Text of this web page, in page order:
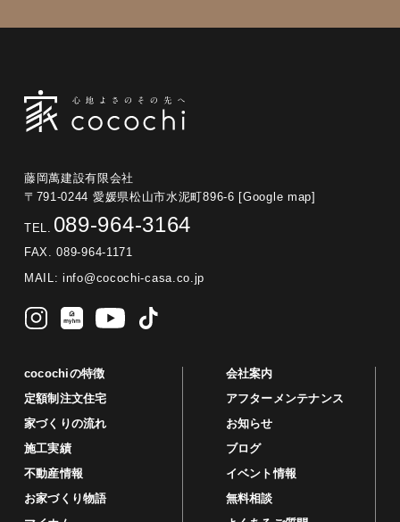
藤岡萬建設有限会社
〒791-0244 愛媛県松山市水泥町896-6
[Google map]
TEL. 089-964-3164
FAX. 089-964-1171
MAIL: info@cocochi-casa.co.jp
cocochiの特徴
定額制注文住宅
家づくりの流れ
施工実績
不動産情報
お家づくり物語
会社案内
アフターメンテナンス
お知らせ
ブログ
イベント情報
無料相談